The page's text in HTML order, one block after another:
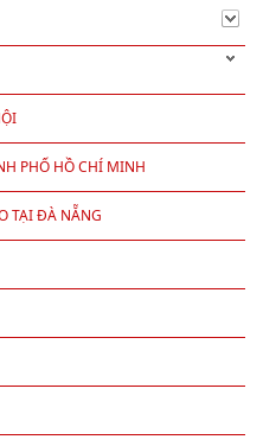
PHỐ HỒ CHÍ MINH
TẠI ĐÀ NẴNG